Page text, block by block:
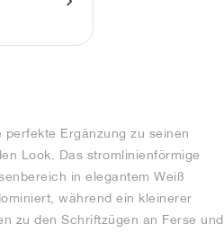
Ergänzung zu seinen
Look. Das stromlinienförmige
in elegantem Weiß
während ein kleinerer
zu den Schriftzügen an Ferse und